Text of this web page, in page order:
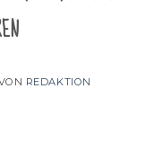
REDAKTION